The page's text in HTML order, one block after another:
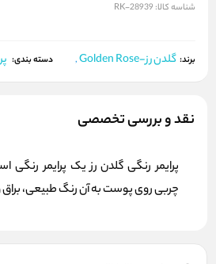
شناسه کالا: RK-28939
برند: گلدن رز-Golden Rose , دسته بندی:
نقد و بررسی تخصصی
پرایمر رنگی گلدن رز یک پرایمر
چربی روی پوست به آن رنگ طبیعی، براق